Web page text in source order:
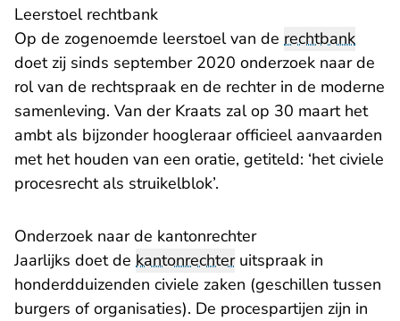
Leerstoel rechtbank
Op de zogenoemde leerstoel van de rechtbank
doet zij sinds september 2020 onderzoek naar de
rol van de rechtspraak en de rechter in de moderne
samenleving. Van der Kraats zal op 30 maart het
ambt als bijzonder hoogleraar officieel aanvaarden
met het houden van een oratie, getiteld: ‘het civiele
procesrecht als struikelblok’.
Onderzoek naar de kantonrechter
Jaarlijks doet de kantonrechteruitspraak in
honderdduizenden civiele zaken (geschillen tussen
burgers of organisaties). De procespartijen zijn in